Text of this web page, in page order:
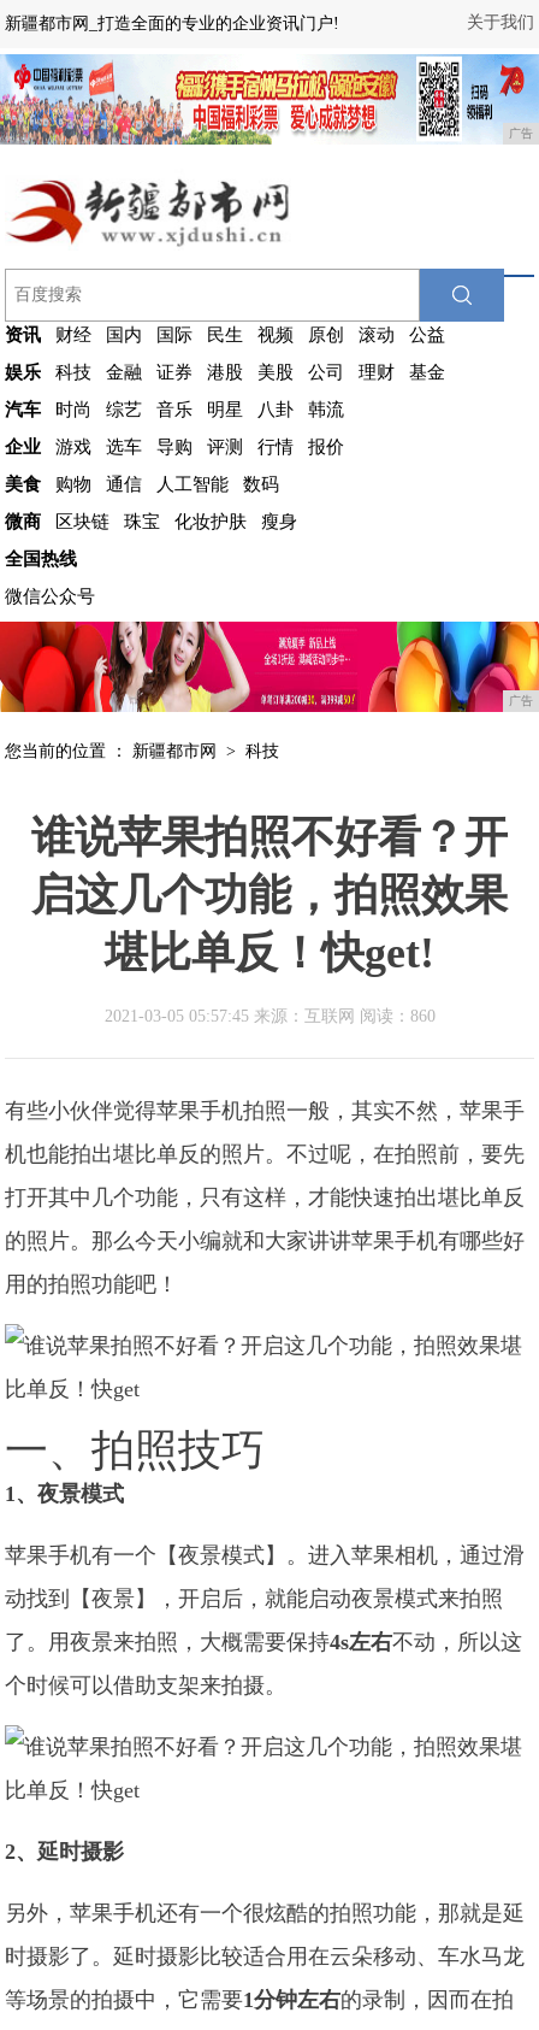
关于我们
新疆都市网_打造全面的专业的企业资讯门户!
广告
资讯 财经 国内 国际 民生 视频 原创 滚动
公益
娱乐
科技 金融 证券 港股 美股 公司 理财
基金
汽车
时尚 综艺 音乐 明星 八卦
韩流
企业
游戏 选车 导购 评测 行情
报价
美食
购物 通信 人工智能
数码
微商
区块链 珠宝 化妆护肤
瘦身
全国热线
微信公众号
广告
您当前的位置 ： 新疆都市网 >科技
谁说苹果拍照不好看？开
启这几个功能，拍照效果
堪比单反！快get!
2021-03-05 05:57:45 来源：互联网 阅读：860
有些小伙伴觉得苹果手机拍照一般，其实不然，苹果手
机也能拍出堪比单反的照片。不过呢，在拍照前，要先
打开其中几个功能，只有这样，才能快速拍出堪比单反
的照片。那么今天小编就和大家讲讲苹果手机有哪些好
用的拍照功能吧！
一、拍照技巧
1、夜景模式
苹果手机有一个【夜景模式】。进入苹果相机，通过滑
动找到【夜景】，开启后，就能启动夜景模式来拍照
了。用夜景来拍照，大概需要保持4s左右不动，所以这
个时候可以借助支架来拍摄。
2、延时摄影
另外，苹果手机还有一个很炫酷的拍照功能，那就是延
时摄影了。延时摄影比较适合用在云朵移动、车水马龙
等场景的拍摄中，它需要1分钟左右的录制，因而在拍